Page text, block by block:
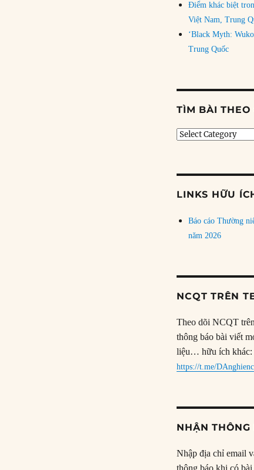
Điểm khác biệt
Việt Nam, Trung
‘Black Myth:
Trung Quốc
TÌM BÀI THEO
Tìm
LINKS HỮU
Báo cáo Thường
năm 2026
NCQT TRÊN
Theo dõi NCQT
thông báo bài viết
liệu… hữu ích khác:
https://t.me/
NHẬN
Nhập địa chỉ email